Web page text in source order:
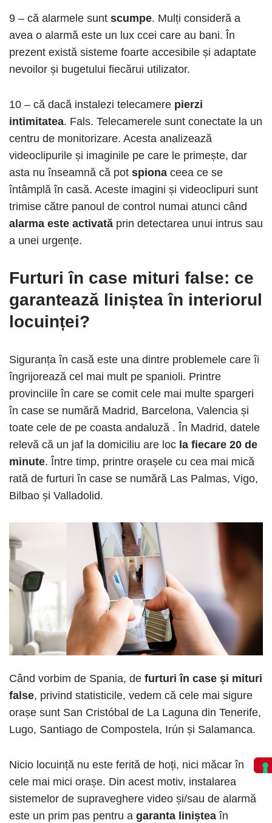
9 – că alarmele sunt scumpe. Mulți consideră a
avea o alarmă este un lux ccei care au bani. În
prezent există sisteme foarte accesibile și adaptate
nevoilor și bugetului fiecărui utilizator.
10 – că dacă instalezi telecamere pierzi
intimitatea. Fals. Telecamerele sunt conectate la un
centru de monitorizare. Acesta analizează
videoclipurile și imaginile pe care le primește, dar
asta nu înseamnă că pot spiona ceea ce se
întâmplă în casă. Aceste imagini și videoclipuri sunt
trimise către panoul de control numai atunci când
alarma este activată prin detectarea unui intrus sau
a unei urgențe.
Furturi în case mituri false: ce
garantează liniștea în interiorul
locuinței?
Siguranța în casă este una dintre problemele care îi
îngrijorează cel mai mult pe spanioli. Printre
provinciile în care se comit cele mai multe spargeri
în case se numără Madrid, Barcelona, ​​​​Valencia și
toate cele de pe coasta andaluză . În Madrid, datele
relevă că un jaf la domiciliu are loc la fiecare 20 de
minute. Între timp, printre orașele cu cea mai mică
rată de furturi în case se numără Las Palmas, Vigo,
Bilbao și Valladolid.
Când vorbim de Spania, de furturi în case și mituri
false, privind statisticile, vedem că cele mai sigure
orașe sunt San Cristóbal de La Laguna din Tenerife,
Lugo, Santiago de Compostela, Irún și Salamanca.
Nicio locuință nu este ferită de hoți, nici măcar în
cele mai mici orașe. Din acest motiv, instalarea
sistemelor de supraveghere video și/sau de alarmă
este un prim pas pentru a garanta liniștea în